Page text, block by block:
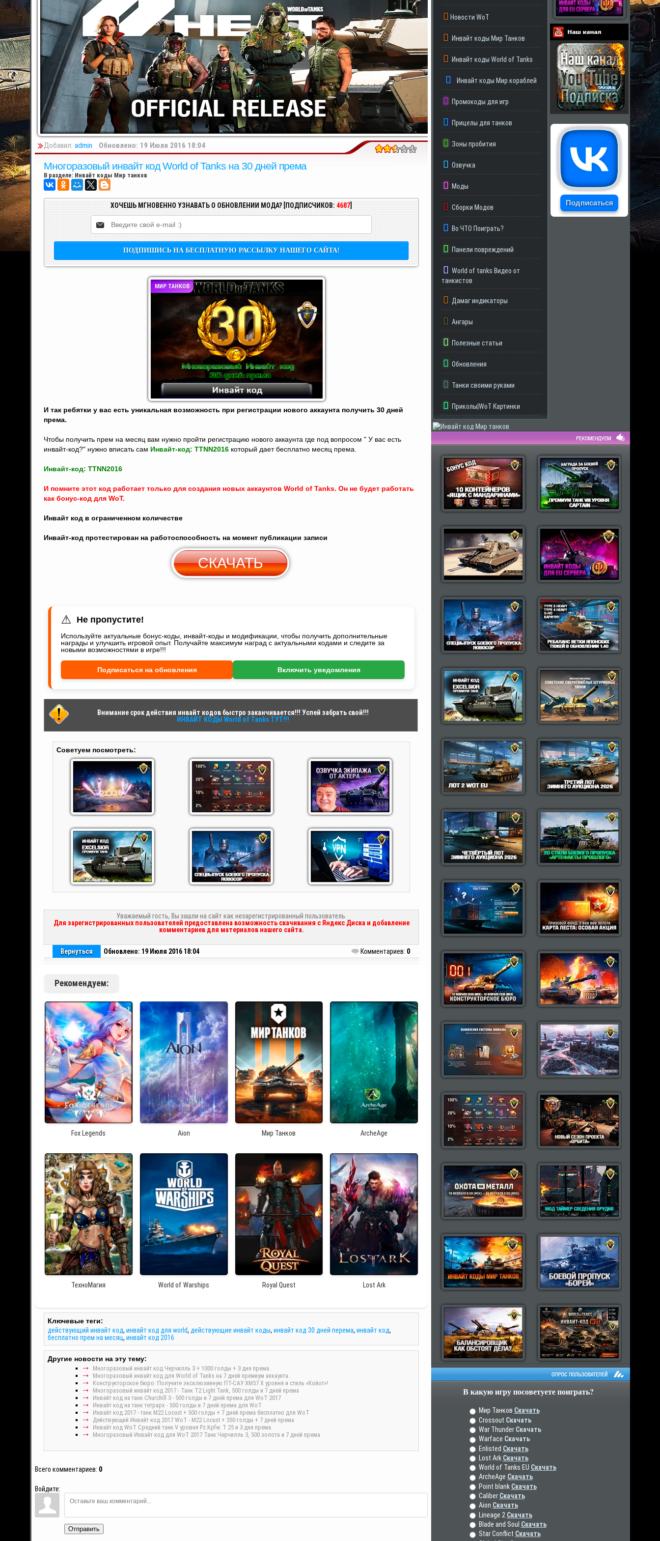
Партнеры
Подписаться
Новости WoT
Инвайт коды Мир Танков
Инвайт коды World of Tanks
Инвайт коды Мир кораблей
Промокоды для игр
Прицелы для танков
Зоны пробития
Озвучка
Моды
Сборки Модов
Во ЧТО Поиграть?
Панели повреждений
World of tanks Видео от
танкистов
Дамаг индикаторы
Ангары
Полезные статьи
Обновления
Танки своими руками
Приколы|WoT Картинки
Популярные моды Wot
Опрос пользователей
В какую игру посоветуете поиграть?
Мир Танков Скачать
Crossout Скачать
War Thunder Скачать
Warface Скачать
Enlisted Скачать
Lost Ark Скачать
World of Tanks EU Скачать
ArcheAge Скачать
Point blank Скачать
Caliber Скачать
Aion Скачать
Lineage 2 Скачать
Blade and Soul Скачать
Star Conflict Скачать
Добавил: admin Обновлено: 19 Июля 2016 18:04
Многоразовый инвайт код World of Tanks на 30 дней према
В разделе: Инвайт коды Мир танков
ХОЧЕШЬ МГНОВЕННО УЗНАВАТЬ О ОБНОВЛЕНИИ МОДА? [ПОДПИСЧИКОВ: 4687
МИР ТАНКОВ
И так ребятки у вас есть уникальная возможность при регистрации нового аккаунта получить 30 дней
према.
Чтобы получить прем на месяц вам нужно пройти регистрацию нового аккаунта где под вопросом " У вас есть
инвайт-код?" нужно вписать сам Инвайт-код: TTNN2016 который дает бесплатно месяц према.
Инвайт-код: TTNN2016
И помните этот код работает только для создания новых аккаунтов World of Tanks. Он не будет работать
как бонус-код для WoT.
Инвайт код в ограниченном количестве
Инвайт-код протестирован на работоспособность на момент публикации записи
СКАЧАТЬ
Скачать c
Yandex Диск
⚠ Не пропустите!
Используйте актуальные бонус-коды, инвайт-коды и модификации, чтобы получить дополнительные
награды и улучшить игровой опыт. Получайте максимум наград с актуальными кодами и следите за
новыми возможностями в игре!!!
Подписаться на обновления Включить уведомления
Внимание срок действия инвайт кодов быстро заканчивается!!! Успей забрать свой!!!
ИНВАЙТ КОДЫ World of Tanks ТУТ!!!
Советуем посмотреть:
Уважаемый гость, Вы зашли на сайт как незарегистрированный пользователь.
Для зарегистрированных пользователей предоставлена возможность скачивания с Яндекс Диска и добавление
комментариев для материалов нашего сайта.
Комментариев: 0
Вернуться Обновлено: 19 Июля 2016 18:04
Рекомендуем:
Fox Legends Aion Мир Танков ArcheAge
ТехноМагия World of Warships Royal Quest Lost Ark
Ключевые теги:
действующий инвайт код, инвайт код для world, действующие инвайт коды, инвайт код 30 дней перема, инвайт код,
бесплатно прем на месяц, инвайт код 2016
Другие новости на эту тему:
Многоразовый инвайт код Черчилль 3 + 1000 голды + 3 дня према.
Многоразовый инвайт код для World of Tanks на 7 дней премиум аккаунта.
Конструкторское бюро: Получите эксклюзивную ПТ-САУ XM57 X уровня и стиль «Койот»!
Многоразовый инвайт код 2017 - Танк T2 Light Tank, 500 голды и 7 дней према
Инвайт код на танк Churchill 3 - 500 голды и 7 дней према для WoT 2017
Инвайт код на танк тетрарх - 500 голды и 7 дней према для WoT
Инвайт код 2017 - танк M22 Locust + 500 голды + 7 дней према бесплатно для WoT
Действующий Инвайт код 2017 WoT - M22 Locust + 350 голды + 7 дней према
Инвайт код WoT Средний танк V уровня Pz.Kpfw. T 25 и 3 дня према.
Многоразовый Инвайт код для WoT 2017 Танк Черчилль 3, 500 золота и 7 дней према
Всего комментариев: 0
Войдите:
Отправить